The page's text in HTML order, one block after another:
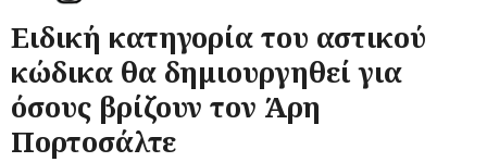
Ειδική κατηγορία του αστικού
κώδικα θα δημιουργηθεί για
όσους βρίζουν τον Άρη
Πορτοσάλτε